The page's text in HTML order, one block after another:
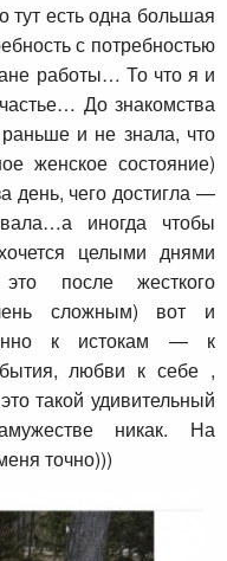
тут есть одна большая
с потребностью
работы… То что я и
До знакомства
и не знала, что
женское состояние)
день, чего достигла —
иногда чтобы
целыми днями
после жесткого
сложным) вот и
к истокам — к
любви к себе ,
такой удивительный
никак. На
точно)))